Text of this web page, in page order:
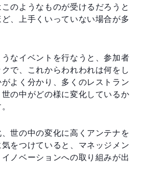
のようなものが受けるだろうと
、上手くいっていない場合が多
なイベントを行なうと、参加者
で、これからわれわれは何をし
よく分かり、多くのレストラン
の中がどの様に変化しているか
世の中の変化に高くアンテナを
をつけていると、マネッジメン
イノベーションへの取り組みが出